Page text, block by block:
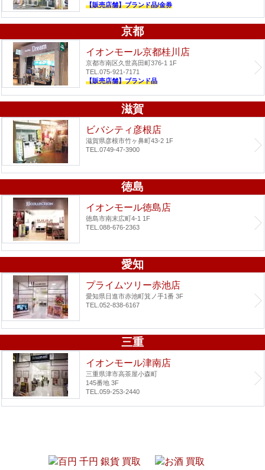
【販売店舗】ブランド品/金券
京都
イオンモール京都桂川店
京都市南区久世高田町376-1 1F
TEL.075-921-7171
【販売店舗】ブランド品
滋賀
ビバシティ彦根店
滋賀県彦根市竹ヶ鼻町43-2 1F
TEL.0749-47-3900
徳島
イオンモール徳島店
徳島市南末広町4-1 1F
TEL.088-676-2363
愛知
プライムツリー赤池店
愛知県日進市赤池町箕ノ手1番 3F
TEL.052-838-6167
三重
イオンモール津南店
三重県津市高茶屋小森町
145番地 3F
TEL.059-253-2440